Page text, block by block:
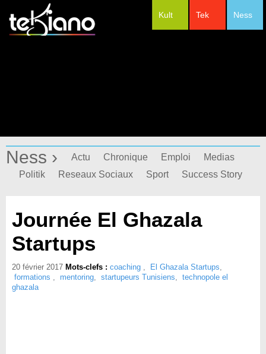
Ness
Tek
Kult
Ness › Actu Chronique Emploi
Medias
Politik
Reseaux Sociaux Sport Success Story
Journée El Ghazala
Startups
20 février 2017 Mots-clefs : coaching , El Ghazala Startups,
formations , mentoring, startupeurs Tunisiens, technopole el
ghazala